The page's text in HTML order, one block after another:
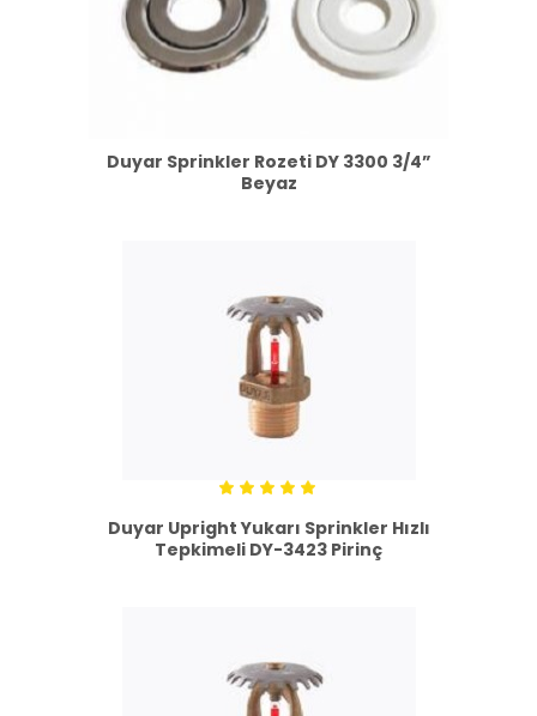
Duyar Sprinkler Rozeti DY 3300 3/4”
Beyaz
üzerinden
5.00
oy
Duyar Upright Yukarı Sprinkler Hızlı
Tepkimeli DY-3423 Pirinç